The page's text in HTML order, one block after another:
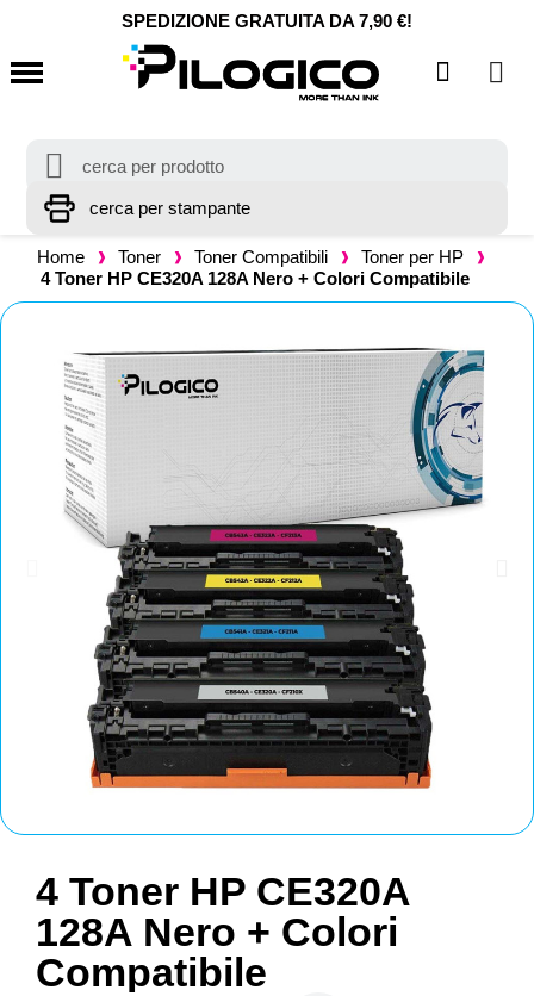
SPEDIZIONE GRATUITA DA 7,90 €!
Home Toner Toner Compatibili
Toner per HP
4 Toner HP CE320A 128A Nero + Colori Compatibile
4 Toner HP CE320A
128A Nero + Colori
Compatibile